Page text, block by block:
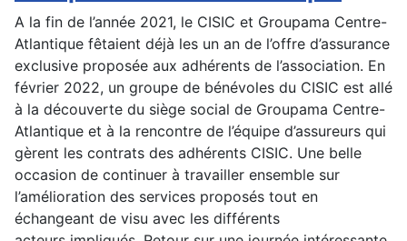
A la fin de l’année 2021, le CISIC et Groupama Centre-
Atlantique fêtaient déjà les un an de l’offre d’assurance
exclusive proposée aux adhérents de l’association. En
février 2022, un groupe de bénévoles du CISIC est allé
à la découverte du siège social de Groupama Centre-
Atlantique et à la rencontre de l’équipe d’assureurs qui
gèrent les contrats des adhérents CISIC. Une belle
occasion de continuer à travailler ensemble sur
l’amélioration des services proposés tout en
échangeant de visu avec les différents